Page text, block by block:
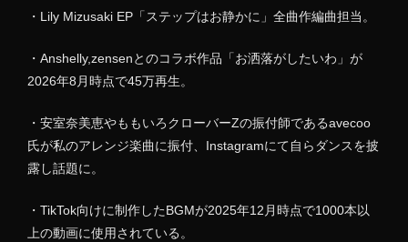
・Lily Mizusaki EP「ステップはお静かに」全曲作編曲担当。
・Anshelly,zensenとのコラボ作品「お洒落がしたいわ」が
2026年8月時点で45万再生。
・安室奈美恵やももいろクローバーZの振付師であるavecoo
氏が私のアレンジ楽曲に振付、Instagramにて自らダンスを披
露し話題に。
・TikTok向けに制作したBGMが2025年12月時点で1000本以
上の動画に使用されている。